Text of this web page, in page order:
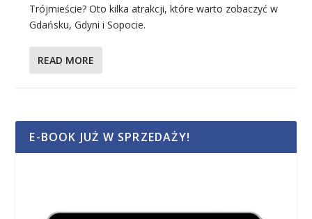
Trójmieście? Oto kilka atrakcji, które warto zobaczyć w
Gdańsku, Gdyni i Sopocie.
READ MORE
E-BOOK JUŻ W SPRZEDAŻY!